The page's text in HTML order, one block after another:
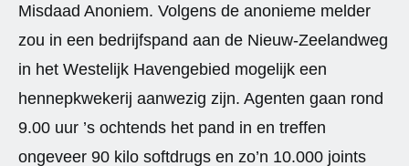
Misdaad Anoniem. Volgens de anonieme melder
zou in een bedrijfspand aan de Nieuw-Zeelandweg
in het Westelijk Havengebied mogelijk een
hennepkwekerij aanwezig zijn. Agenten gaan rond
9.00 uur ’s ochtends het pand in en treffen
ongeveer 90 kilo softdrugs en zo’n 10.000 joints